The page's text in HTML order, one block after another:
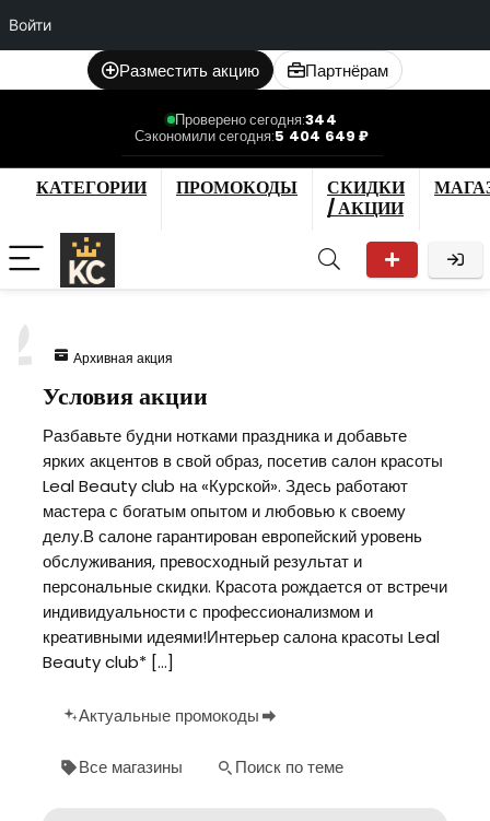
Войти
Разместить акцию Партнёрам
Проверено сегодня:344
Сэкономили сегодня:5 404 649 ₽
КАТЕГОРИИ ПРОМОКОДЫ
СКИДКИ
/ АКЦИИ
Архивная акция
Условия акции
Разбавьте будни нотками праздника и добавьте
ярких акцентов в свой образ, посетив салон красоты
Leal Beauty club на «Курской». Здесь работают
мастера с богатым опытом и любовью к своему
делу.В салоне гарантирован европейский уровень
обслуживания, превосходный результат и
персональные скидки. Красота рождается от встречи
индивидуальности с профессионализмом и
креативными идеями!Интерьер салона красоты Leal
Beauty club* […]
Актуальные промокоды
Все магазины Поиск по теме